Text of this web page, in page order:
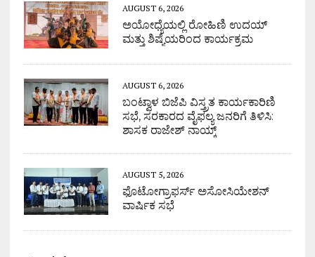
AUGUST 6, 2026
ಅಯೋಧ್ಯೆಯಲ್ಲಿ ರೋಹಿಣಿ ಉದಯ್
ಮತ್ತು ಶಿಷ್ಯೆಯರಿಂದ ಕಾರ್ಯಕ್ರಮ
AUGUST 6, 2026
ಬಂಟ್ವಾಳ ಬಿಜೆಪಿ ವಿಸ್ತ್ರತ ಕಾರ್ಯಕಾರಿಣಿ
ಸಭೆ, ಸರಕಾರದ ವೈಫಲ್ಯ ಜನರಿಗೆ ತಿಳಿಸಿ:
ಶಾಸಕ ರಾಜೇಶ್ ನಾಯ್ಕ್
AUGUST 5, 2026
ಫೊಟೋಗ್ರಾಫರ್ಸ್ ಅಸೋಸಿಯೇಶನ್
ವಾರ್ಷಿಕ ಸಭೆ